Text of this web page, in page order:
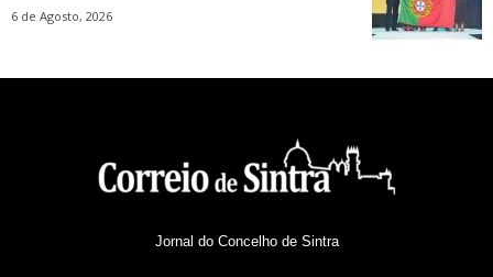
6 de Agosto, 2026
Jornal do Concelho de Sintra